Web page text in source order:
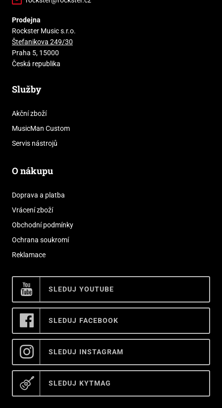
Prodejna
Rockster Music s.r.o.
Štefanikova 249/30
Praha 5, 15000
Česká republika
Služby
Akční zboží
MusicMan Custom
Servis nástrojů
O nákupu
Doprava a platba
Vrácení zboží
Obchodní podmínky
Ochrana soukromí
Reklamace
SLEDUJ YOUTUBE
SLEDUJ FACEBOOK
SLEDUJ INSTAGRAM
SLEDUJ KYTMAG